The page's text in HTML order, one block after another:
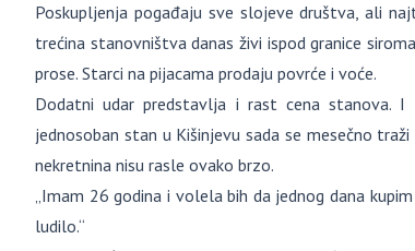
Poskupljenja pogađaju sve slojeve društva, ali
trećina stanovništva danas živi ispod granice
prose. Starci na pijacama prodaju povrće i voće.
Dodatni udar predstavlja i rast cena stanova.
jednosoban stan u Kišinjevu sada se mesečno
nekretnina nisu rasle ovako brzo.
„Imam 26 godina i volela bih da jednog dana
ludilo.“